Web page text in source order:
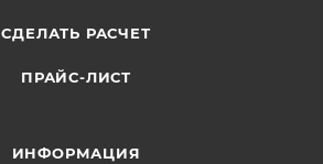
СДЕЛАТЬ РАСЧЕТ
ПРАЙС-ЛИСТ
ИНФОРМАЦИЯ